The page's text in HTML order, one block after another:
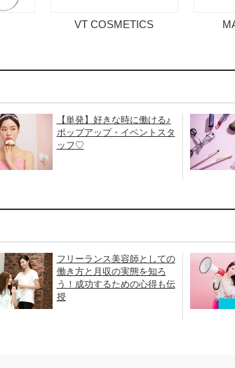
VT COSMETICS
【単発】好きな時に働ける♪
ポップアップ・イベントスタ
ッフ♡
フリーランス美容師としての
働き方と月収の実態を知ろ
う！成功するための心得も伝
授